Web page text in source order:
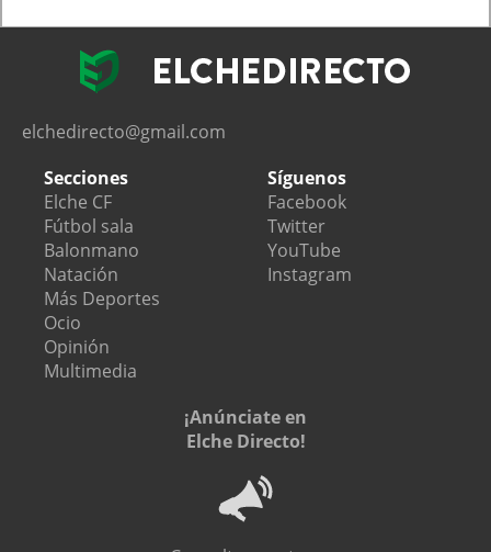
elchedirecto@gmail.com
Secciones
Elche CF
Fútbol sala
Balonmano
Natación
Más Deportes
Ocio
Opinión
Multimedia
Síguenos
Facebook
Twitter
YouTube
Instagram
¡Anúnciate en
Elche Directo!